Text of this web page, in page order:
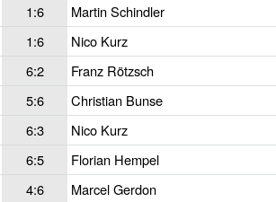
1:6
Martin Schindler
1:6
Nico Kurz
6:2
Franz Rötzsch
5:6
Christian Bunse
6:3
Nico Kurz
6:5
Florian Hempel
4:6
Marcel Gerdon